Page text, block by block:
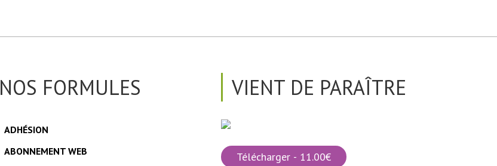
NOS FORMULES
ADHÉSION
ABONNEMENT WEB
VIENT DE PARAÎTRE
Télécharger - 11.00€